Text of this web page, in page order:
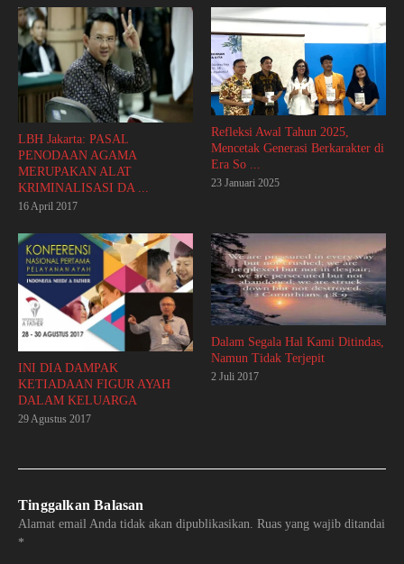
LBH Jakarta: PASAL
PENODAAN AGAMA
MERUPAKAN ALAT
KRIMINALISASI DA ...
16 April 2017
Refleksi Awal Tahun 2025,
Mencetak Generasi Berkarakter di
Era So ...
23 Januari 2025
INI DIA DAMPAK
KETIADAAN FIGUR AYAH
DALAM KELUARGA
29 Agustus 2017
Dalam Segala Hal Kami Ditindas,
Namun Tidak Terjepit
2 Juli 2017
Tinggalkan Balasan
Alamat email Anda tidak akan dipublikasikan. Ruas yang wajib ditandai
*